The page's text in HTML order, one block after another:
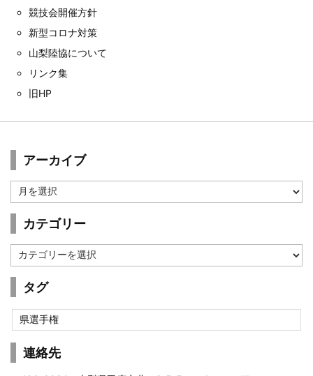
競技会開催方針
新型コロナ対策
山梨陸協について
リンク集
旧HP
アーカイブ
ー
カ
カテゴリー
テ
ゴ
タグ
県選手権
連絡先